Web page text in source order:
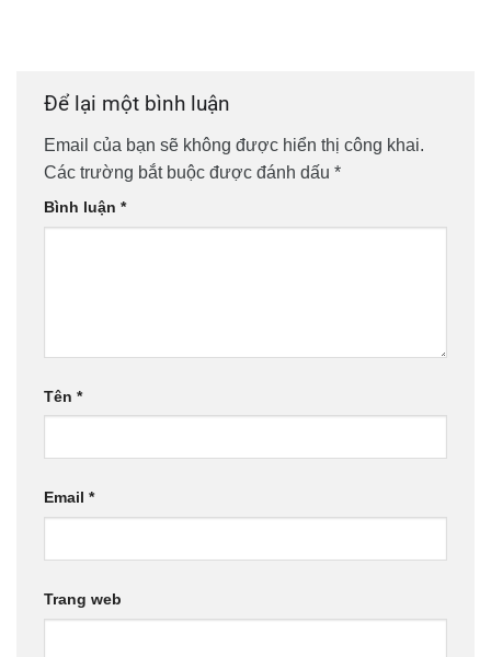
Để lại một bình luận
Email của bạn sẽ không được hiển thị công khai.
Các trường bắt buộc được đánh dấu *
Bình luận *
Tên *
Email *
Trang web